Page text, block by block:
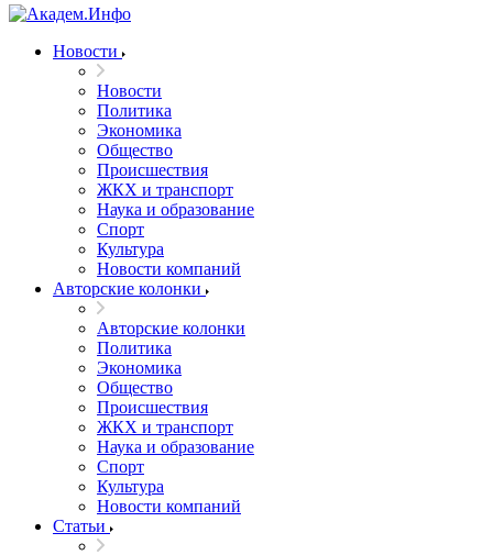
Новости
Новости
Политика
Экономика
Общество
Происшествия
ЖКХ и транспорт
Наука и образование
Спорт
Культура
Новости компаний
Авторские колонки
Авторские колонки
Политика
Экономика
Общество
Происшествия
ЖКХ и транспорт
Наука и образование
Спорт
Культура
Новости компаний
Статьи